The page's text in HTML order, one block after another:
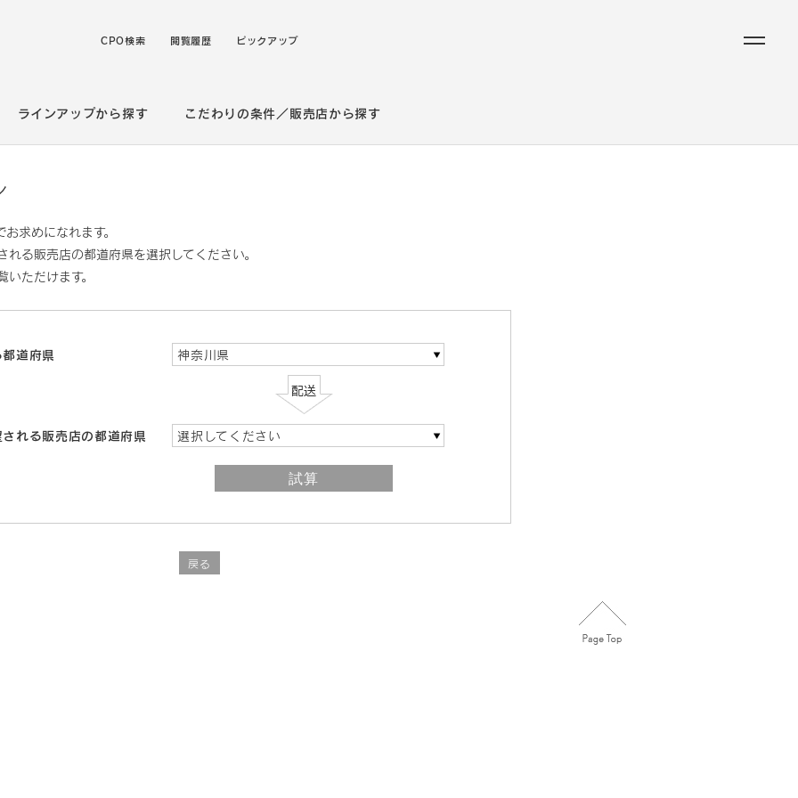
CPO検索 閲覧履歴 ピックアップ
ラインアップから探す こだわりの条件／販売店から探す
求めになれます。
る販売店の都道府県を選択してください。
ただけます。
道府県 神奈川県
れる販売店の都道府県 選択してください
戻る